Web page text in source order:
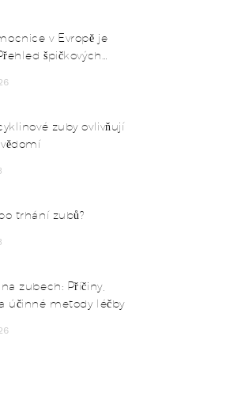
v Evropě je
špičkových
zuby ovlivňují
trhání zubů?
zubech: Příčiny,
účinné metody léčby